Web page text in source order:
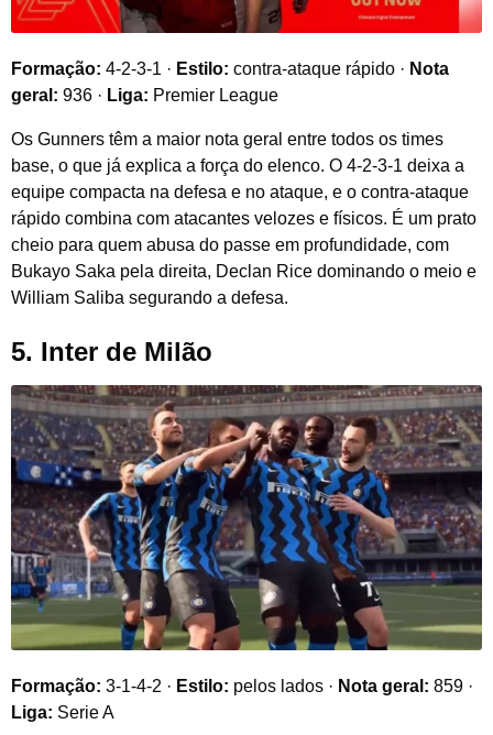
Formação: 4-2-3-1 · Estilo: contra-ataque rápido · Nota
geral: 936 · Liga: Premier League
Os Gunners têm a maior nota geral entre todos os times
base, o que já explica a força do elenco. O 4-2-3-1 deixa a
equipe compacta na defesa e no ataque, e o contra-ataque
rápido combina com atacantes velozes e físicos. É um prato
cheio para quem abusa do passe em profundidade, com
Bukayo Saka pela direita, Declan Rice dominando o meio e
William Saliba segurando a defesa.
5. Inter de Milão
Formação: 3-1-4-2 · Estilo: pelos lados · Nota geral: 859 ·
Liga: Serie A